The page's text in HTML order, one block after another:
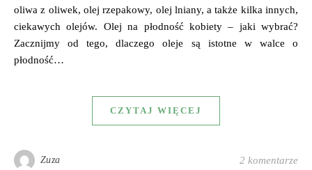
oliwa z oliwek, olej rzepakowy, olej lniany, a także kilka innych,
ciekawych olejów. Olej na płodność kobiety – jaki wybrać?
Zacznijmy od tego, dlaczego oleje są istotne w walce o
płodność…
CZYTAJ WIĘCEJ
Zuza 2 komentarze